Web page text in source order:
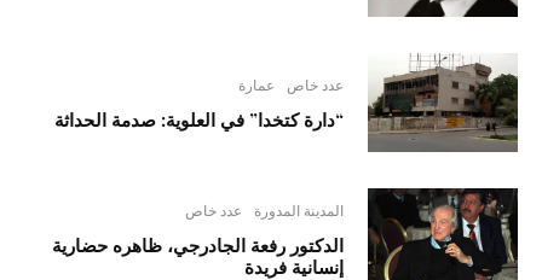
عدد خاص عمارة
“دارة كتخدا” في العلوية: صدمة الحداثة
المدينة المدورة عدد خاص
الدكتور رفعة الجادرجي، ظاهره حضارية
إنسانية فريدة